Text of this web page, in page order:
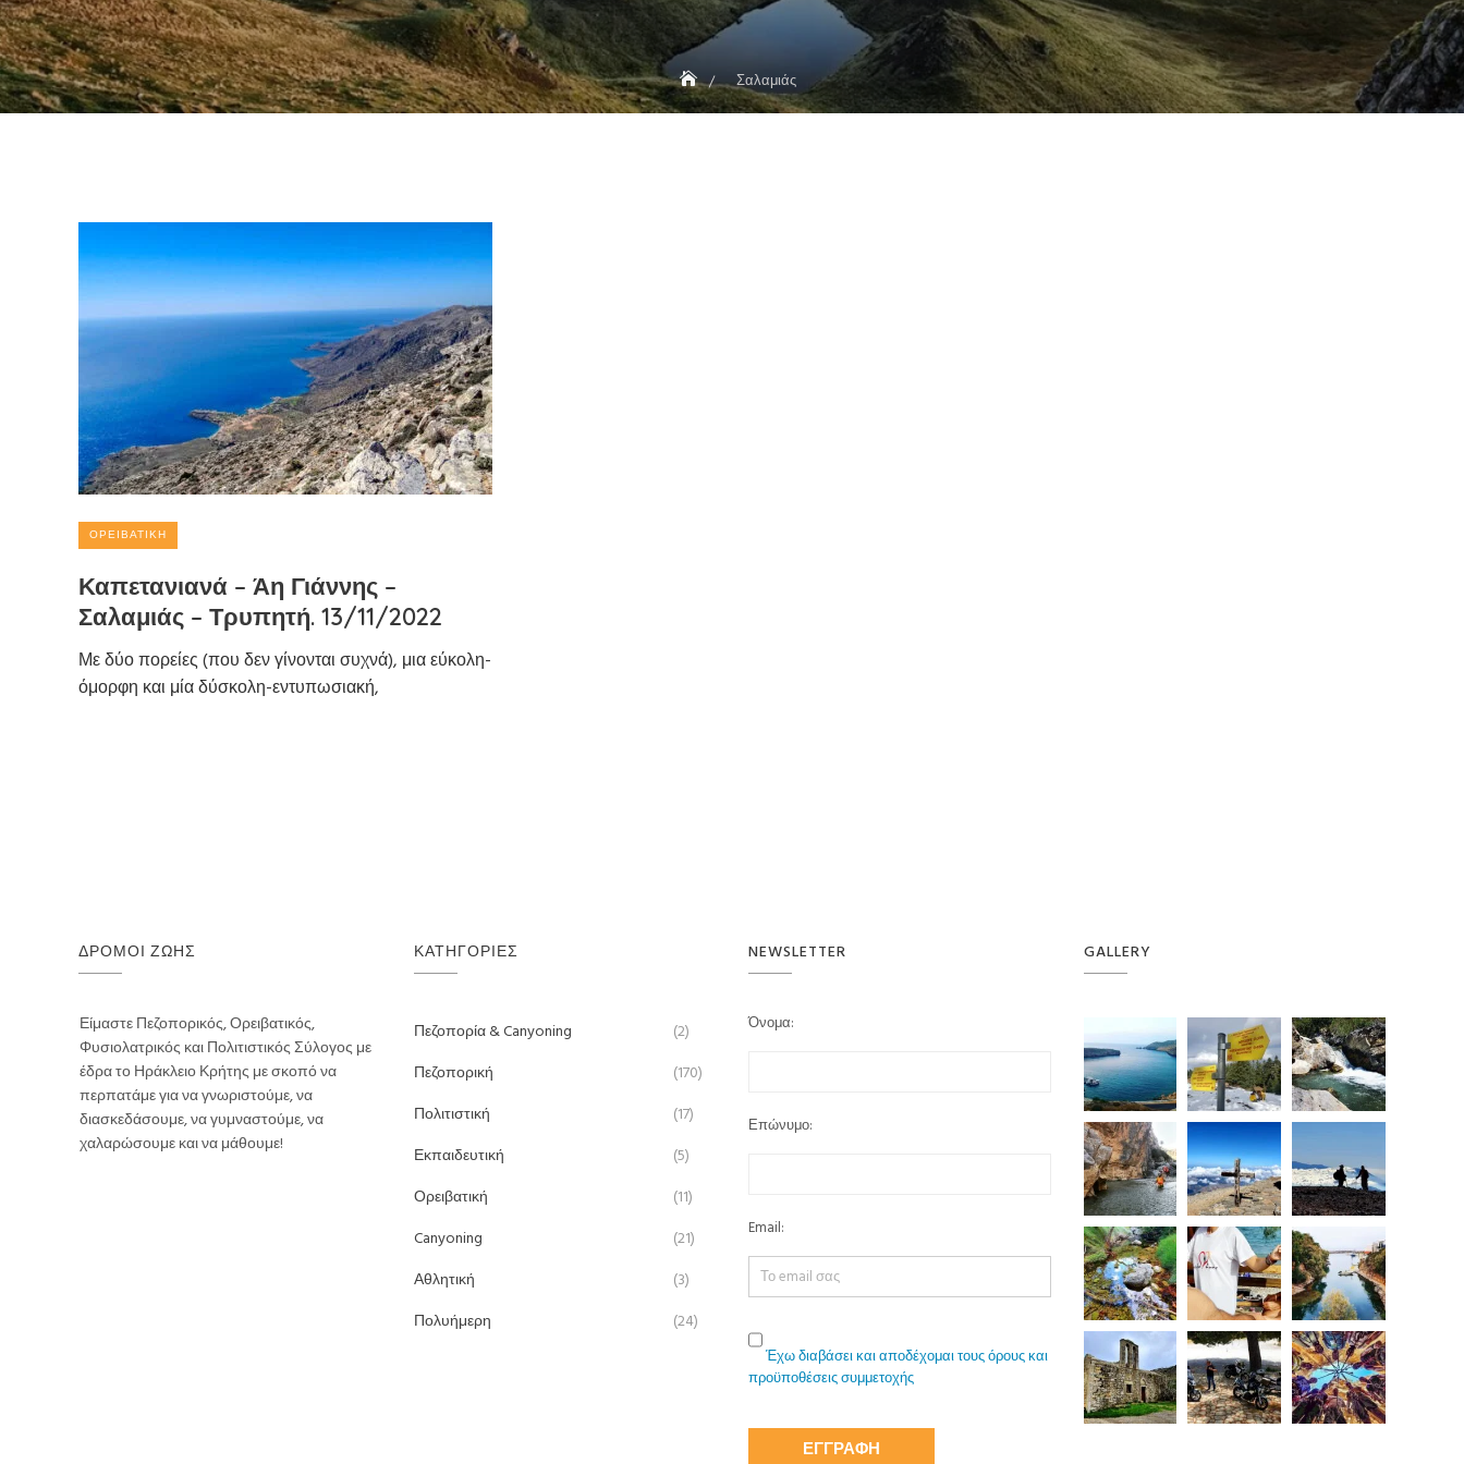
Σαλαμιάς
ΟΡΕΙΒΑΤΙΚΉ
Καπετανιανά – Άη Γιάννης –
Σαλαμιάς – Τρυπητή. 13/11/2022
Με δύο πορείες (που δεν γίνονται συχνά), μια εύκολη-
όμορφη και μία δύσκολη-εντυπωσιακή,
ΔΡΌΜΟΙ ΖΩΉΣ
Είμαστε Πεζοπορικός, Ορειβατικός,
Φυσιολατρικός και Πολιτιστικός Σύλογος με
έδρα το Ηράκλειο Κρήτης με σκοπό να
περπατάμε για να γνωριστούμε, να
διασκεδάσουμε, να γυμναστούμε, να
χαλαρώσουμε και να μάθουμε!
ΚΑΤΗΓΟΡΊΕΣ
Πεζοπορία & Canyoning
(2)
Πεζοπορική
(170)
Πολιτιστική
(17)
Εκπαιδευτική
(5)
Ορειβατική
(11)
Canyoning
(21)
Αθλητική
(3)
Πολυήμερη
(24)
NEWSLETTER
Όνομα:
Επώνυμο:
Email:
Έχω διαβάσει και αποδέχομαι τους όρους και
προϋποθέσεις συμμετοχής
GALLERY